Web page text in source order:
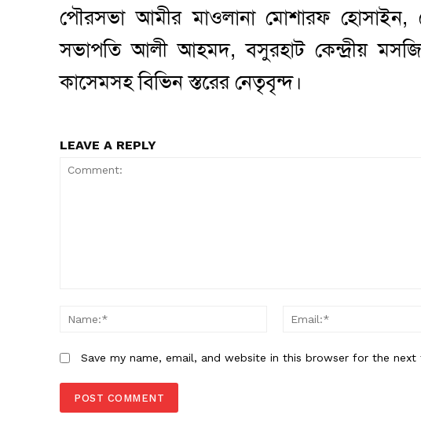
পৌরসভা আমীর মাওলানা মোশারফ হোসাইন,
সভাপতি আলী আহমদ, বসুরহাট কেন্দ্রীয়
কাসেমসহ বিভিন স্তরের নেতৃবৃন্দ।
LEAVE A REPLY
Name:*
Save my name, email, and website in this browser for the